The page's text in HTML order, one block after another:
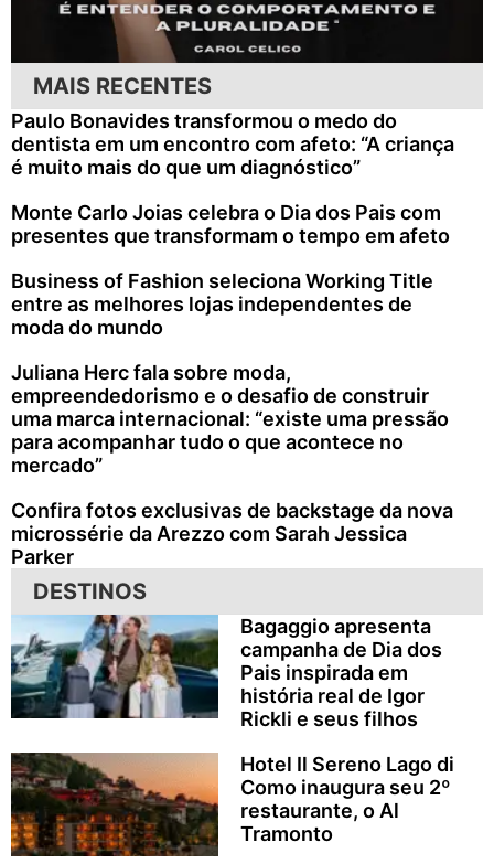
MAIS RECENTES
Paulo Bonavides transformou o medo do
dentista em um encontro com afeto: “A criança
é muito mais do que um diagnóstico”
Monte Carlo Joias celebra o Dia dos Pais com
presentes que transformam o tempo em afeto
Business of Fashion seleciona Working Title
entre as melhores lojas independentes de
moda do mundo
Juliana Herc fala sobre moda,
empreendedorismo e o desafio de construir
uma marca internacional: “existe uma pressão
para acompanhar tudo o que acontece no
mercado”
Confira fotos exclusivas de backstage da nova
microssérie da Arezzo com Sarah Jessica
Parker
DESTINOS
Bagaggio apresenta
campanha de Dia dos
Pais inspirada em
história real de Igor
Rickli e seus filhos
Hotel Il Sereno Lago di
Como inaugura seu 2º
restaurante, o Al
Tramonto